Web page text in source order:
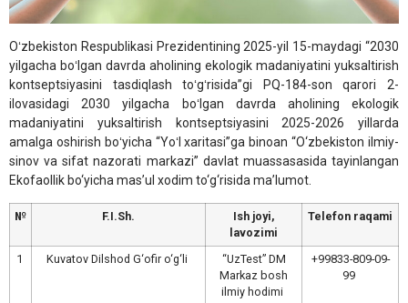
Oʻzbekiston Respublikasi Prezidentining 2025-yil 15-maydagi “2030
yilgacha boʻlgan davrda aholining ekologik madaniyatini yuksaltirish
kontseptsiyasini tasdiqlash toʻgʻrisida”gi PQ-184-son qarori 2-
ilovasidagi 2030 yilgacha boʻlgan davrda aholining ekologik
madaniyatini yuksaltirish kontseptsiyasini 2025-2026 yillarda
amalga oshirish boʻyicha “Yoʻl xaritasi”ga binoan “O‘zbekiston ilmiy-
sinov va sifat nazorati markazi” davlat muassasasida tayinlangan
Ekofaollik bo‘yicha mas’ul xodim to‘g‘risida ma’lumot.
№ F.I.Sh.
Ish joyi,
lavozimi
Telefon raqami
1 Kuvatov Dilshod G‘ofir o‘g‘li
“UzTest” DM
Markaz bosh
ilmiy hodimi
+99833-809-09-
99